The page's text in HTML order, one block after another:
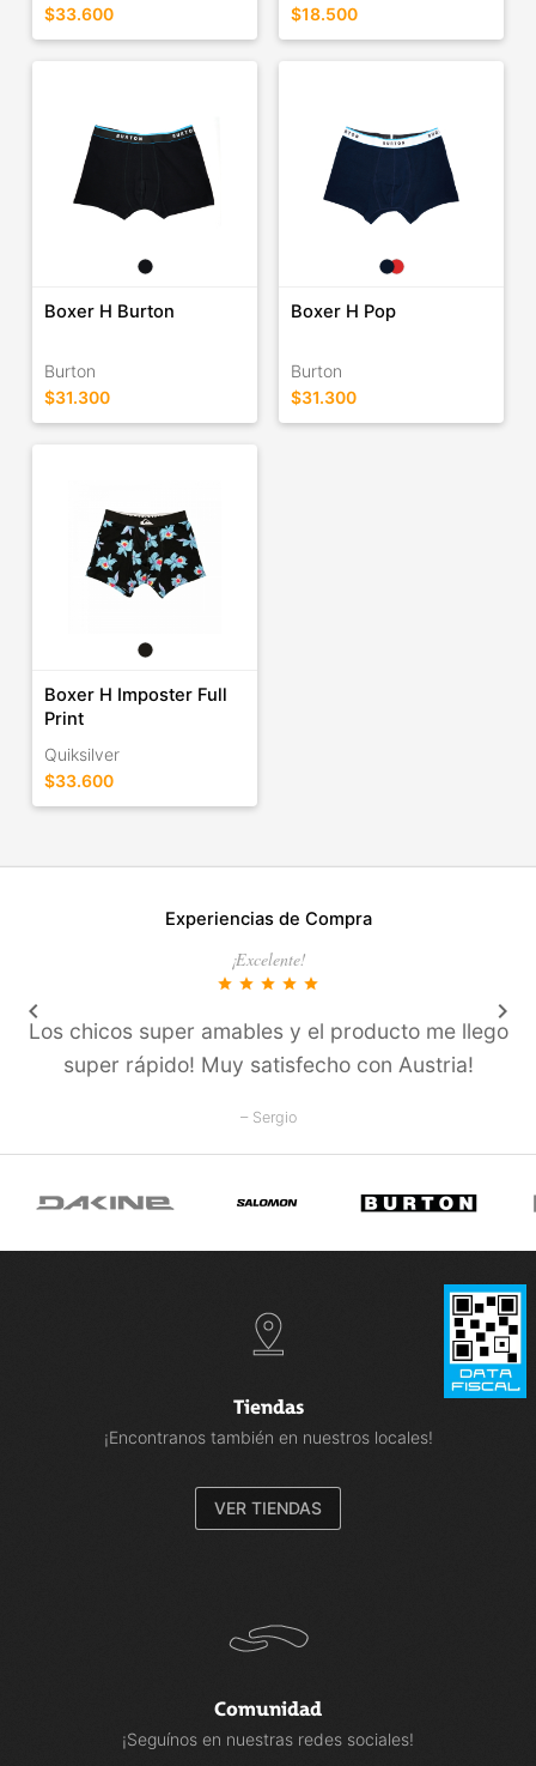
$33.600
$18.500
Boxer H Burton
Burton
$31.300
Boxer H Pop
Burton
$31.300
Boxer H Imposter Full
Print
Quiksilver
$33.600
Experiencias de Compra
¡Excelente!
star star star star star
Los chicos super amables y el producto me llego
super rápido! Muy satisfecho con Austria!
– Sergio
keyboard_arrow_left keyboard_arrow_right
Tiendas
¡Encontranos también en nuestros locales!
VER TIENDAS
Comunidad
¡Seguínos en nuestras redes sociales!